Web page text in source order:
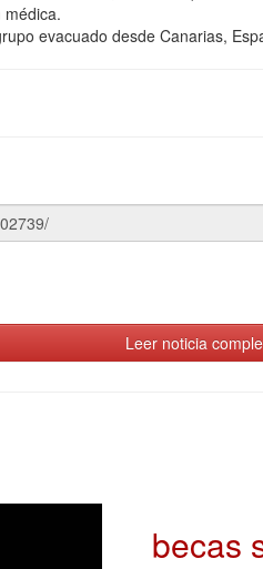
evacuado desde Canarias,
Leer noticia
becas